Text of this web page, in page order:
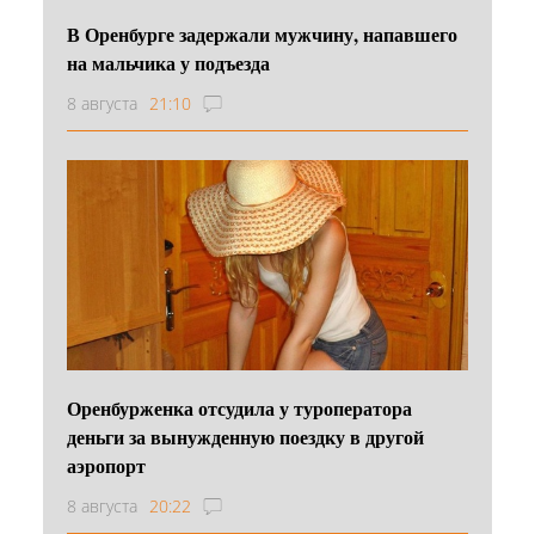
В Оренбурге задержали мужчину, напавшего
на мальчика у подъезда
8 августа 21:10
Оренбурженка отсудила у туроператора
деньги за вынужденную поездку в другой
аэропорт
8 августа 20:22